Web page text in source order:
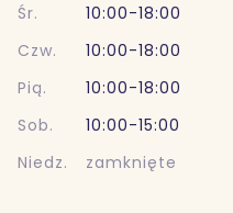
Śr.
10:00-18:00
Czw.
10:00-18:00
Pią.
10:00-18:00
Sob.
10:00-15:00
Niedz.
zamknięte